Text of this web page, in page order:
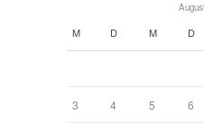
M D M D
3 4 5 6